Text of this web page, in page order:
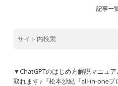
記事一
▼ChatGPTのはじめ方解説マニュ
取れます♪『松本沙紀『all-in-one